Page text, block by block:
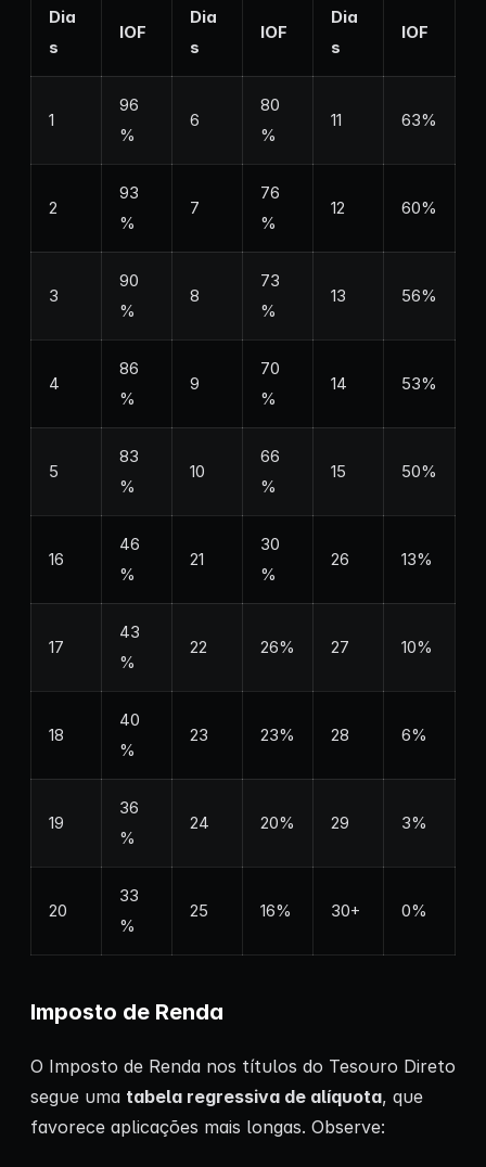
Dia
s
IOF
Dia
s
IOF
Dia
s
IOF
1
96
%
6
80
%
11 63%
2
93
%
7
76
%
12 60%
3
90
%
8
73
%
13 56%
4
86
%
9
70
%
14 53%
5
83
%
10
66
%
15 50%
16
46
%
21
30
%
26 13%
17
43
%
22 26% 27 10%
18
40
%
23 23% 28 6%
19
36
%
24 20% 29 3%
20
33
%
25 16% 30+ 0%
Imposto de Renda
O Imposto de Renda nos títulos do Tesouro Direto
segue uma tabela regressiva de alíquota, que
favorece aplicações mais longas. Observe: